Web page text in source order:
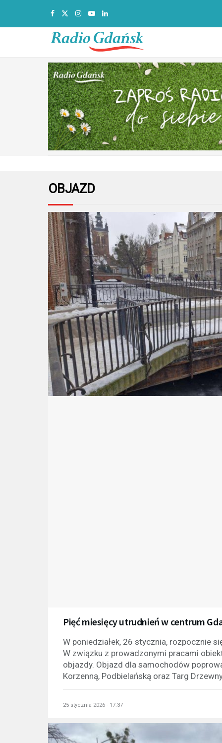
OBJAZD
Pięć miesięcy utrudnień w centrum
W poniedziałek, 26 stycznia, rozpocznie
W związku z prowadzonymi pracami
objazdy. Objazd dla samochodów
Korzenną, Podbielańską oraz Targ
25 stycznia 2026 - 17:37